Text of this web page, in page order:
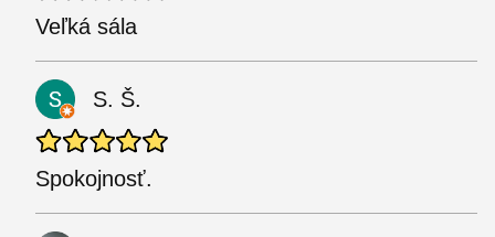
Veľká sála
S. Š.
Spokojnosť.